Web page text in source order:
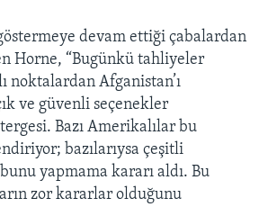
devam ettiği çabalardan
Horne, “Bugünkü tahliyeler
noktalardan Afganistan’ı
ve güvenli seçenekler
Bazı Amerikalılar bu
bazılarıysa çeşitli
yapmama kararı aldı. Bu
zor kararlar olduğunu